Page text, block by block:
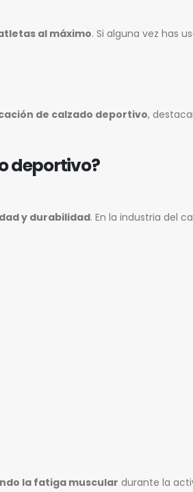
al máximo. Si alguna vez has
de calzado deportivo,
deportivo?
y durabilidad. En la industria del
la fatiga muscular durante la